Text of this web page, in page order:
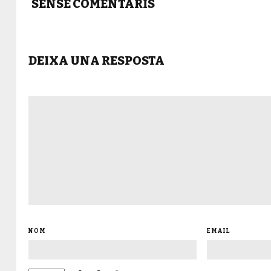
SENSE COMENTARIS
DEIXA UNA RESPOSTA
NOM EMAIL